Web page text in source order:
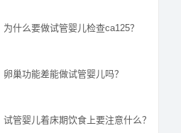
为什么要做试管婴儿检查ca125？
卵巢功能差能做试管婴儿吗？
试管婴儿着床期饮食上要注意什么？